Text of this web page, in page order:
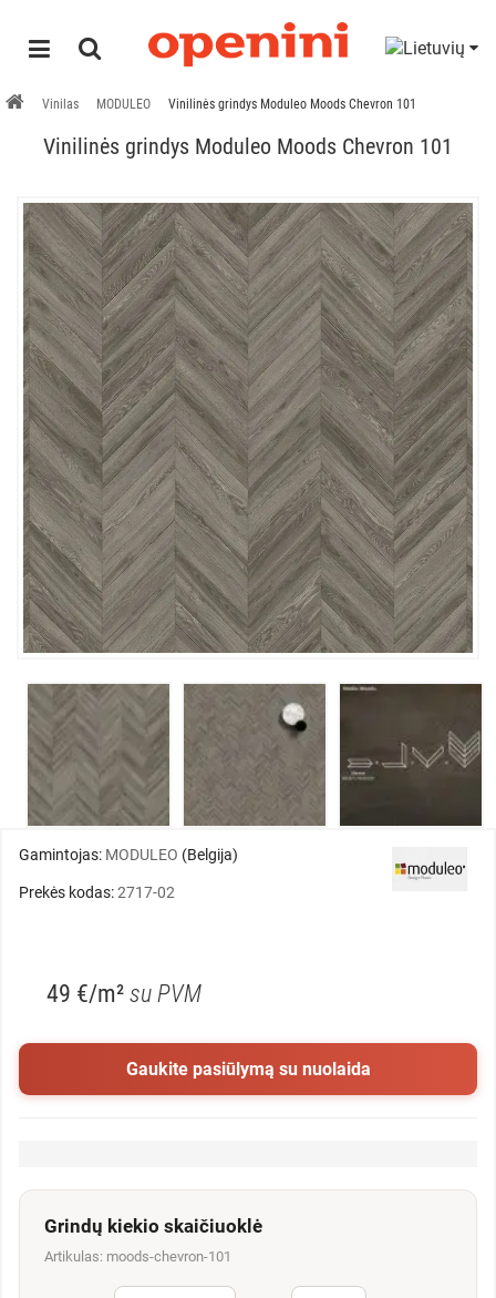
Vinilas MODULEO Vinilinės grindys Moduleo Moods Chevron 101
Vinilinės grindys Moduleo Moods Chevron 101
Gamintojas: MODULEO (Belgija)
Prekės kodas:2717-02
49 €/m² su PVM
Gaukite pasiūlymą su nuolaida
Grindų kiekio skaičiuoklė
Artikulas: moods-chevron-101